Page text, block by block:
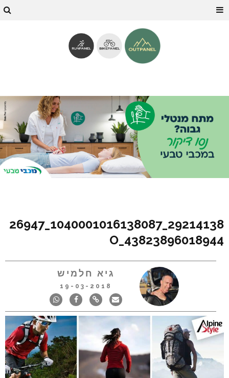
29214138_1040001016138087_26947
43823896018944_O
גיא חלמיש
19-03-2018